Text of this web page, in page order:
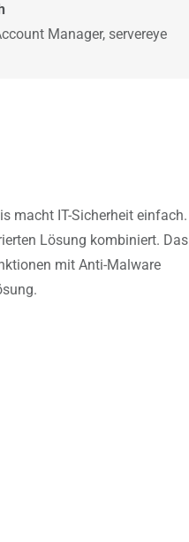
Manager, servereye
macht IT-Sicherheit einfach.
Lösung kombiniert. Das
mit Anti-Malware